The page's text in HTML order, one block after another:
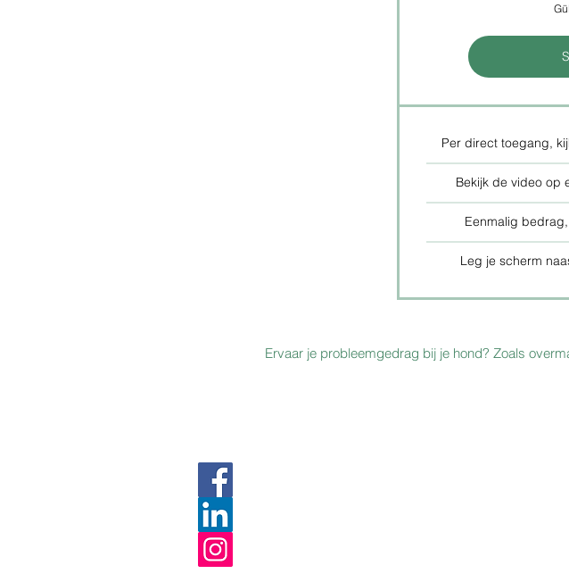
Per direct toegang,
Bekijk de video op
Eenmalig
Leg je scherm
Ervaar je probleemgedrag bij je hond? Zoals